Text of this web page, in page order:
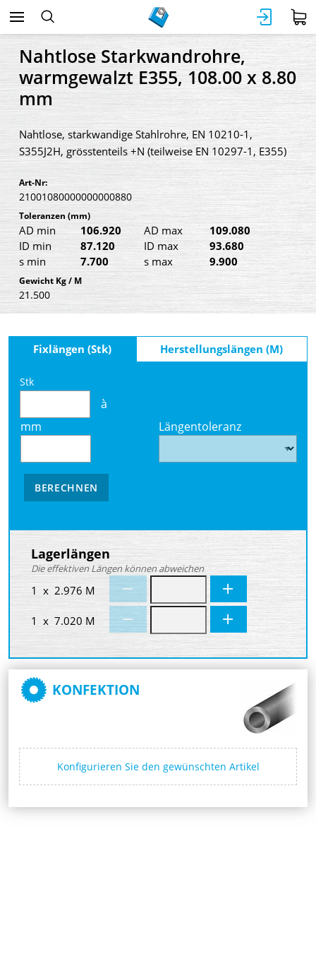
Nahtlose Starkwandrohre,
warmgewalzt E355, 108.00 x 8.80
mm
Nahtlose, starkwandige Stahlrohre, EN 10210-1,
S355J2H, grösstenteils +N (teilweise EN 10297-1, E355)
Art-Nr:
21001080000000000880
Toleranzen (mm)
AD min 106.920 AD max
109.080
ID min
87.120 ID max
93.680
s min
7.700 s max 9.900
Gewicht Kg / M
21.500
Fixlängen (Stk) Herstellungslängen (M)
Stk
à
mm
Längentoleranz
BERECHNEN
Lagerlängen
Die effektiven Längen können abweichen
1 x 2.976 M
1 x 7.020 M
KONFEKTION
Konfigurieren Sie den gewünschten Artikel